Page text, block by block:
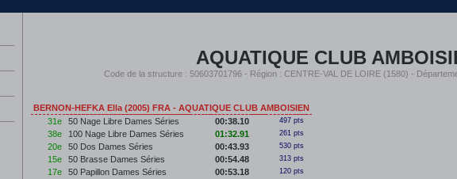
AQUATIQUE CLUB
Code de la structure : 50603701796 - Région : CENTRE-VAL DE LOIRE (1580) -
BERNON-HEFKA Ella (2005) FRA - AQUATIQUE CLUB AMBOISIEN
31e
50 Nage Libre Dames Séries 00:38.10 497 pts
38e 100 Nage Libre Dames Séries 01:32.91 261 pts
20e 50 Dos Dames Séries 00:43.93 530 pts
15e 50 Brasse Dames Séries 00:54.48 313 pts
17e 50 Papillon Dames Séries 00:53.18 120 pts